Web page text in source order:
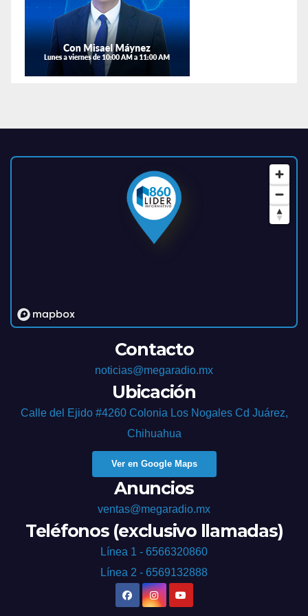
Contacto
noticias@megaradio.mx
Ubicación
Calle del Ejido #4260 Colonia Los Nogales Cd Juárez,
Chihuahua
Ver en Google Maps
Anuncios
ventas@megaradio.mx
Teléfonos (exclusivo llamadas)
Línea 1 - 6566320860
Línea 2 - 6569132888